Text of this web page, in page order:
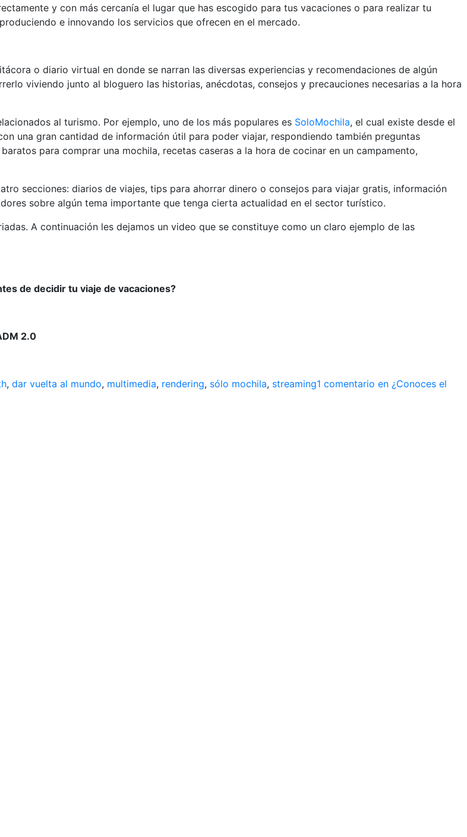
y con más cercanía el lugar que has escogido para tus vacaciones o para realizar tu
e innovando los servicios que ofrecen en el mercado.
o diario virtual en donde se narran las diversas experiencias y recomendaciones de algún
viviendo junto al bloguero las historias, anécdotas, consejos y precauciones necesarias a la hora
al turismo. Por ejemplo, uno de los más populares es SoloMochila, el cual existe desde el
una gran cantidad de información útil para poder viajar, respondiendo también preguntas
para comprar una mochila, recetas caseras a la hora de cocinar en un campamento,
secciones: diarios de viajes, tips para ahorrar dinero o consejos para viajar gratis, información
sobre algún tema importante que tenga cierta actualidad en el sector turístico.
A continuación les dejamos un video que se constituye como un claro ejemplo de las
de decidir tu viaje de vacaciones?
2.0
, dar vuelta al mundo, multimedia, rendering, sólo mochila, streaming1 comentario en ¿Conoces el